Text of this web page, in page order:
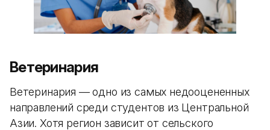
Ветеринария
Ветеринария — одно из самых недооцененных
направлений среди студентов из Центральной
Азии. Хотя регион зависит от сельского